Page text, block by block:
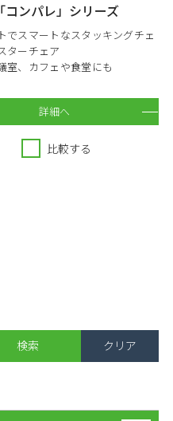
コンパレ」シリーズ
でスマートなスタッキングチェ
ターチェア
室、カフェや食堂にも
詳細へ
比較する